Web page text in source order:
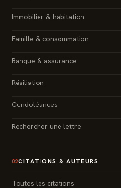
Immobilier & habitation
Famille & consommation
Banque & assurance
Résiliation
Condoléances
Rechercher une lettre
02CITATIONS & AUTEURS
Toutes les citations